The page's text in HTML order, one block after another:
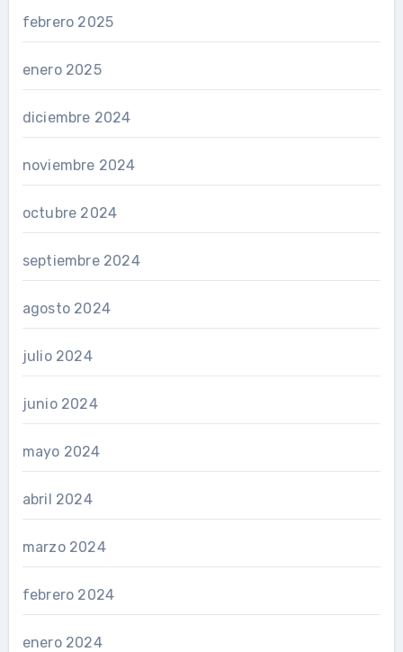
febrero 2025
enero 2025
diciembre 2024
noviembre 2024
octubre 2024
septiembre 2024
agosto 2024
julio 2024
junio 2024
mayo 2024
abril 2024
marzo 2024
febrero 2024
enero 2024